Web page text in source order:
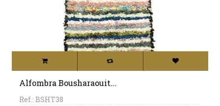
Alfombra Bousharaouit...
Ref.: BSHT38